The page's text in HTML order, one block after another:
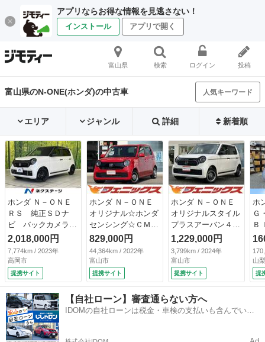
アプリならお得な情報を見逃さない！
インストール アプリで開く
富山県 検索 ログイン 投稿
富山県のN-ONE(ホンダ)の中古車 人気キーワード
エリア ジャンル 詳細 新着順
ホンダ Ｎ－ＯＮＥ
ＲＳ 純正ＳＤナ
ビ バックカメラ
衝突被害軽減システ
ム レーダークルー
ズ 禁煙車 ドラレ
コ コーナーセンサ
ー スマートキー
ＬＥＤヘッド ビル
トインＥＴＣ 純正
１５インチアルミ
車線逸脱警報 オー
トライト （検10.2）
2,018,000円
7,774km / 2023年
高岡市
提携サイト
ホンダ Ｎ－ＯＮＥ
オリジナル☆ホンダ
センシング☆ＣＭＢ
Ｓ☆レーンキープ
☆ ホンダセンシン
グ☆ＣＭＢＳ☆レー
ンキープ☆アダプテ
ィブクルコン☆純正
インターナビＴＶ☆
バックカメラ☆Ｂｌ
ｕｅｔｏｏｔｈ☆Ｄ
ンＥＴＣ☆前後ドラ
829,000円
44,364km / 2022年
富山市
提携サイト
ホンダ Ｎ－ＯＮＥ
オリジナルスタイル
プラスアーバン４Ｗ
Ｄ☆８インチナビ試
乗ＯＫ ４ＷＤ ホ
ンダセンシング Ｃ
ＭＢＳ レーンキー
プ アダプティブク
ルーズコントロー
ル 純正８型ナビＴ
Ｖ Ｂｌｕｅｔｏｏ
1,229,000円
3,799km / 2024年
富山市
提携サイト
ホ
Ｇ
Ｂ
接
ー
ト
ィ
オ
ー
室
山
提
【自社ローン】審査通らない方へ
IDOMの自社ローンは税金・車検の支払いも含んでいる